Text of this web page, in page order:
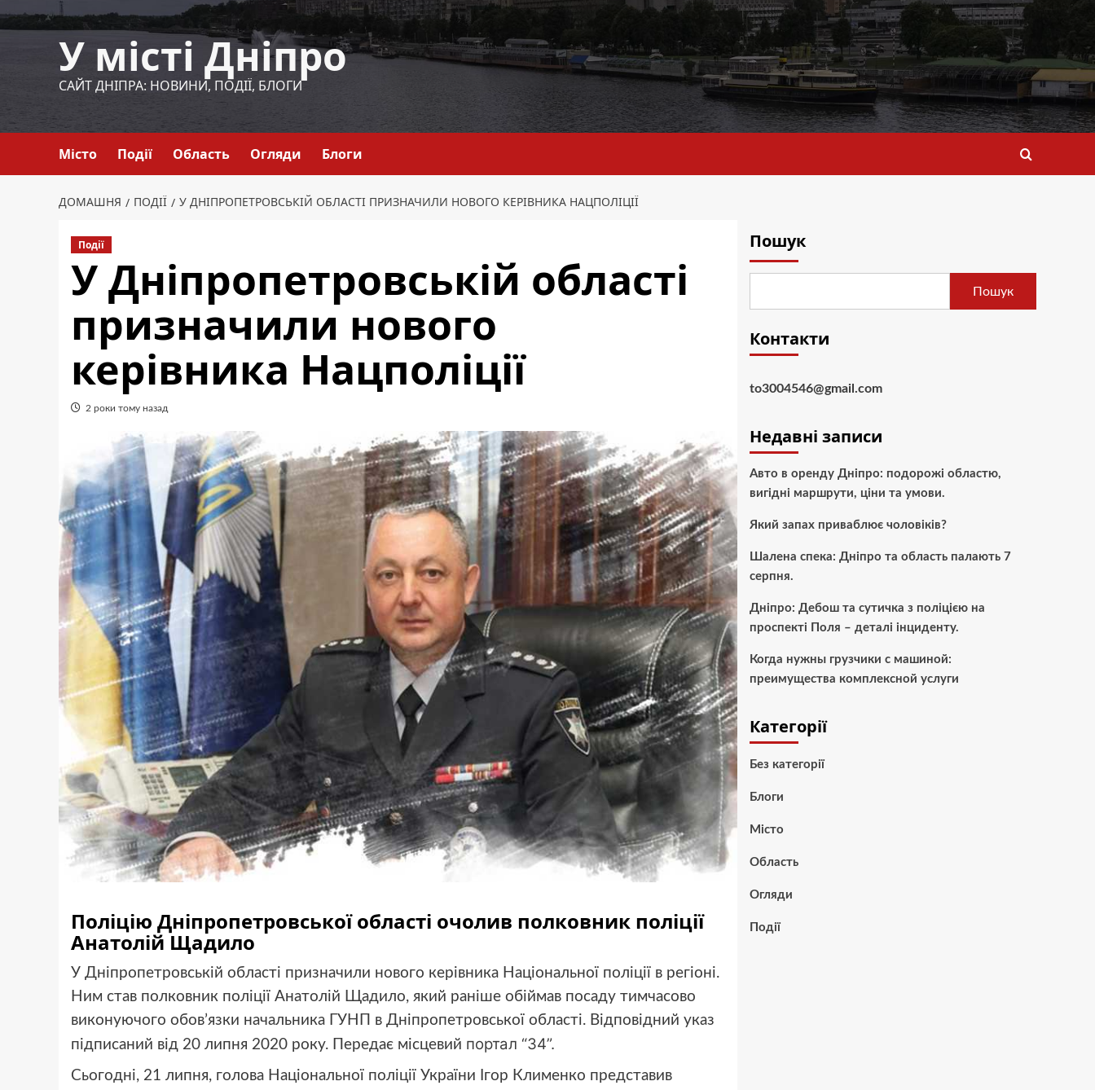
до
У місті Дніпро
САЙТ ДНІПРА: НОВИНИ, ПОДІЇ, БЛОГИ
Місто Події Область Огляди Блоги
ДОМАШНЯ ПОДІЇ У ДНІПРОПЕТРОВСЬКІЙ ОБЛАСТІ ПРИЗНАЧИЛИ НОВОГО КЕРІВНИКА НАЦПОЛІЦІЇ
Події
У Дніпропетровській області
призначили нового
керівника Нацполіції
2 роки тому назад
Поліцію Дніпропетровської області очолив полковник поліції
Анатолій Щадило
У Дніпропетровській області призначили нового керівника Національної поліції в регіоні.
Ним став полковник поліції Анатолій Щадило, який раніше обіймав посаду тимчасово
виконуючого обов’язки начальника ГУНП в Дніпропетровської області. Відповідний указ
підписаний від 20 липня 2020 року. Передає місцевий портал “34”.
Сьогодні, 21 липня, голова Національної поліції України Ігор Клименко представив
Пошук
Пошук
Контакти
to3004546@gmail.com
Недавні записи
Авто в оренду Дніпро: подорожі областю,
вигідні маршрути, ціни та умови.
Який запах приваблює чоловіків?
Шалена спека: Дніпро та область палають 7
серпня.
Дніпро: Дебош та сутичка з поліцією на
проспекті Поля – деталі інциденту.
Когда нужны грузчики с машиной:
преимущества комплексной услуги
Категорії
Без категорії
Блоги
Місто
Область
Огляди
Події